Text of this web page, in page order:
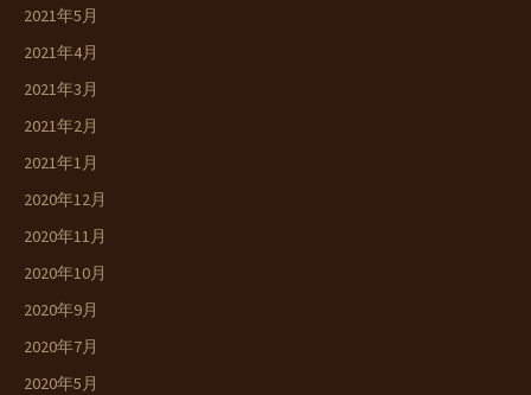
2021年5月
2021年4月
2021年3月
2021年2月
2021年1月
2020年12月
2020年11月
2020年10月
2020年9月
2020年7月
2020年5月